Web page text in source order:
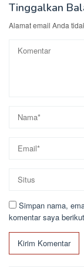
Tinggalkan
Alamat email Anda
Simpan nama,
komentar saya